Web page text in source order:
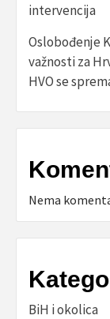
intervencija
Oslobođenje
važnosti za
HVO se
Nema
BiH i okolica